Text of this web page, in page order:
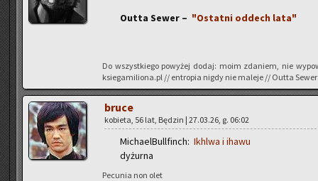
Outta Sewer – "Ostat­ni od­dech lata"
Do wszyst­kie­go po­wy­żej dodaj: moim zda­niem, nie
ksiegamiliona.pl // en­tro­pia nigdy nie ma­le­je // Outta
bruce
ko­bie­ta, 56 lat, Bę­dzin | 27.03.26, g. 06:02
Mi­cha­el­Bul­l­finch: Ikhl­wa i ihawu
dy­żur­na
Pe­cu­nia non olet